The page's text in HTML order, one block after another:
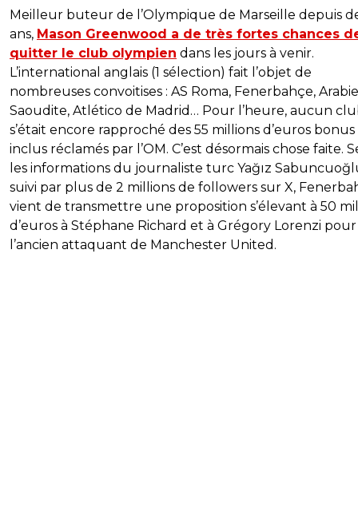
Meilleur buteur de l’Olympique de Marseille depuis
ans, Mason Greenwood a de très fortes chances
quitter le club olympien dans les jours à venir.
L’international anglais (1 sélection) fait l’objet de
nombreuses convoitises : AS Roma, Fenerbahçe, Arabie
Saoudite, Atlético de Madrid… Pour l’heure, aucun
s’était encore rapproché des 55 millions d’euros bonus
inclus réclamés par l’OM. C’est désormais chose faite.
les informations du journaliste turc Yağız
suivi par plus de 2 millions de followers sur X,
vient de transmettre une proposition s’élevant à 50
d’euros à Stéphane Richard et à Grégory Lorenzi pour
l’ancien attaquant de Manchester United.